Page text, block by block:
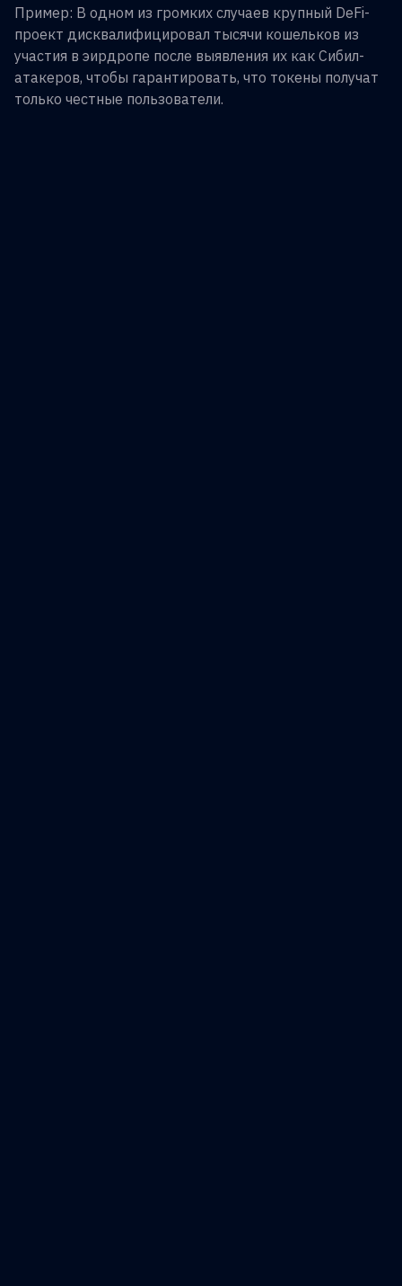
Пример: В одном из громких случаев крупный DeFi-
проект дисквалифицировал тысячи кошельков из
участия в эирдропе после выявления их как Сибил-
атакеров, чтобы гарантировать, что токены получат
только честные пользователи.